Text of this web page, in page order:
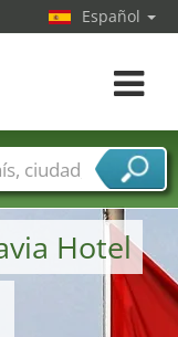
Hotel
Español
toggle